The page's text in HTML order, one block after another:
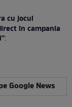
cu jocul
în campania
:
Google News